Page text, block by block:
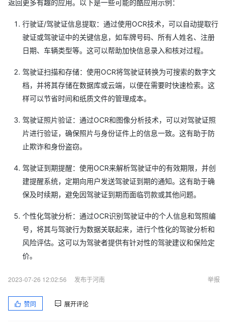
返回更多有趣的应用。以下是一些可能的酷应用示例：
行驶证/驾驶证信息提取：通过使用OCR技术，可以自动提取行
驶证或驾驶证中的关键信息，如车牌号码、所有人姓名、注册
日期、车辆类型等。这可以帮助加快信息录入和核对过程。
驾驶证扫描和存储：使用OCR将驾驶证转换为可搜索的数字文
档，并将其存储在数据库或云端，以便在需要时快速检索。这
样可以节省时间和纸质文件的管理成本。
驾驶证照片验证：通过OCR和图像分析技术，可以对驾驶证照
片进行验证，确保照片与身份证件上的信息一致。这有助于防
止欺诈和身份盗窃。
驾驶证到期提醒：使用OCR来解析驾驶证中的有效期限，并创
建提醒系统，定期向用户发送驾驶证到期的通知。这有助于确
保及时续期，避免因驾驶证到期而面临罚款或其他问题。
个性化驾驶分析：通过OCR识别驾驶证中的个人信息和驾照编
号，将其与驾驶行为数据关联起来，进行个性化的驾驶分析和
风险评估。这可以为驾驶者提供有针对性的驾驶建议和保险定
价。
2023-07-26 12:02:56 发布于河南 举报
赞同 展开评论